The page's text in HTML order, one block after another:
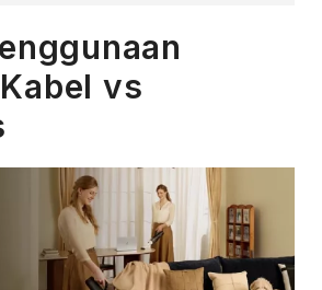
vs